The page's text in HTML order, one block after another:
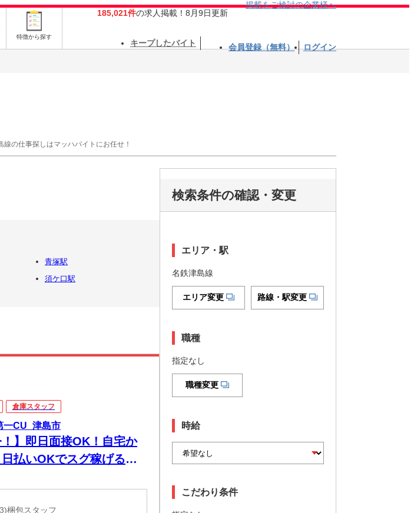
特徴から探す
185,021件の求人掲載！8月9日更新
掲載をご検討の企業様へ
キープしたバイト 会員登録（無料） ログイン
の仕事探しはマッハバイトにお任せ！
青塚駅
須ケ口駅
倉庫スタッフ
一CU_津島市
！】即日面接OK！自宅か
払いOKでスグ稼げる／
梱包スタッフ
検索条件の確認・変更
エリア・駅
名鉄津島線
エリア変更 路線・駅変更
職種
指定なし
職種変更
時給
こだわり条件